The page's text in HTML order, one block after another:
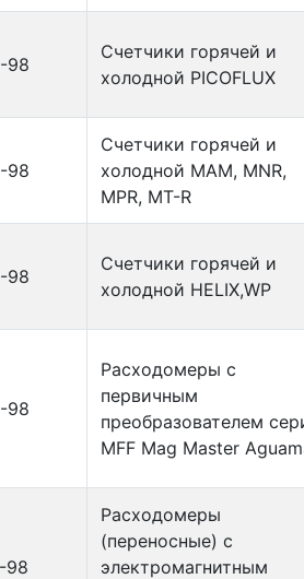
98
Счетчики горячей и
холодной PICOFLUX
98
Счетчики горячей и
холодной MAM, MNR,
MPR, MT-R
98
Счетчики горячей и
холодной HELIX,WP
98
Расходомеры с
первичным
преобразователем
MFF Mag Master
98
Расходомеры
(переносные) с
электромагнитным